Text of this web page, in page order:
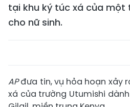
tại khu ký túc xá của một
cho nữ sinh.
APđưa tin, vụ hỏa hoạn xảy
xá của trường Utumishi